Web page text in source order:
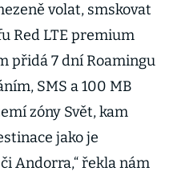
volat, smskovat
Red LTE premium
přidá 7 dní Roamingu
SMS a 100 MB
zóny Svět, kam
jako je
Andorra,“ řekla nám